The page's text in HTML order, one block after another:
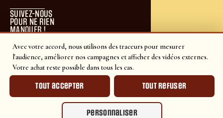
Avec votre accord, nous utilisons des traceurs pour mesurer
l'audience, améliorer nos campagnes et afficher des vidéos externes.
Votre achat reste possible dans tous les cas.
Tout accepter Tout refuser
Personnaliser
SUIVEZ-NOUS
POUR NE RIEN
MANQUER !